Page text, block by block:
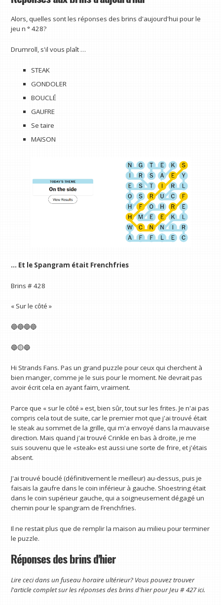
Alors, quelles sont les réponses des brins d'aujourd'hui pour le
jeu n ° 428?
Drumroll, s'il vous plaît …
STEAK
GONDOLER
BOUCLÉ
GAUFRE
Se taire
MAISON
… Et le Spangram était Frenchfries
Brins # 428
« Sur le côté »
🔵🔵🔵🔵
🔵🟡🔵
Hi Strands Fans. Pas un grand puzzle pour ceux qui cherchent à
bien manger, comme je le suis pour le moment. Ne devrait pas
avoir écrit cela en ayant faim, vraiment.
Parce que « sur le côté » est, bien sûr, tout sur les frites. Je n'ai pas
compris cela tout de suite, car le premier mot que j'ai trouvé était
le steak au sommet de la grille, qui m'a envoyé dans la mauvaise
direction. Mais quand j'ai trouvé Crinkle en bas à droite, je me
suis souvenu que le «steak» est aussi une sorte de frire, et j'étais
absent.
J'ai trouvé bouclé (définitivement le meilleur) au-dessus, puis je
faisais la gaufre dans le coin inférieur à gauche. Shoestring était
dans le coin supérieur gauche, qui a soigneusement dégagé un
chemin pour le spangram de Frenchfries.
Il ne restait plus que de remplir la maison au milieu pour terminer
le puzzle.
Réponses des brins d'hier
Lire ceci dans un fuseau horaire ultérieur? Vous pouvez trouver
l'article complet sur les réponses des brins d'hier pourJeu # 427 ici.